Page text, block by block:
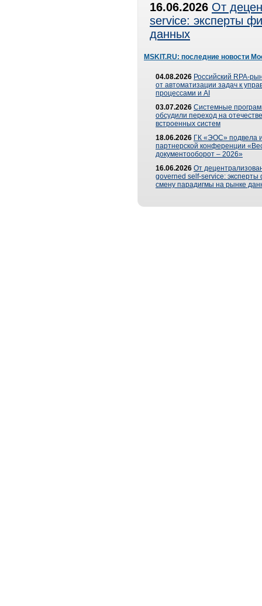
16.06.2026 От
service: эксперты
данных
MSKIT.RU: последние новости
04.08.2026 Российский RPA-
от автоматизации задач к
процессами и AI
03.07.2026 Системные
обсудили переход на
встроенных систем
18.06.2026 ГК «ЭОС» подвела
партнерской конференции
документооборот – 2026»
16.06.2026 От
governed self-service: эксперты
смену парадигмы на рынке